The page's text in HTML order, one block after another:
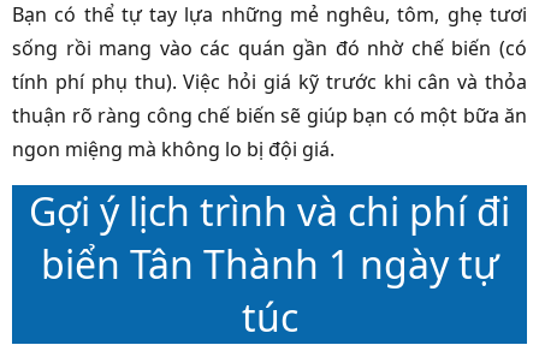
Bạn có thể tự tay lựa những mẻ nghêu, tôm, ghẹ tươi
sống rồi mang vào các quán gần đó nhờ chế biến (có
tính phí phụ thu). Việc hỏi giá kỹ trước khi cân và thỏa
thuận rõ ràng công chế biến sẽ giúp bạn có một bữa ăn
ngon miệng mà không lo bị đội giá.
Gợi ý lịch trình và chi phí đi
biển Tân Thành 1 ngày tự
túc